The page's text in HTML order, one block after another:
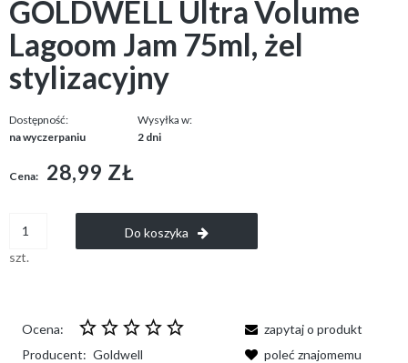
GOLDWELL Ultra Volume
Lagoom Jam 75ml, żel
stylizacyjny
Dostępność:
na wyczerpaniu
Wysyłka w:
2 dni
Cena: 28,99 ZŁ
szt.
Do koszyka
Ocena:
Producent: Goldwell
zapytaj o produkt
poleć znajomemu